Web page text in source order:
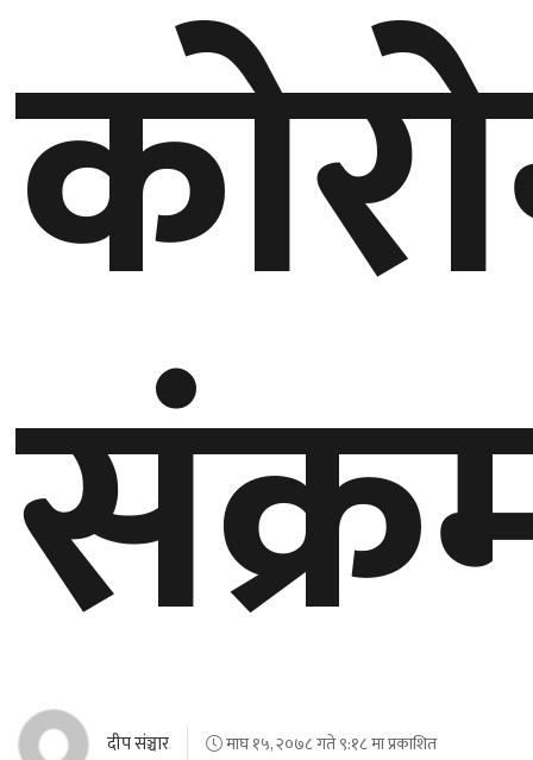
ग्लोबल
गल्फ
अमेरिका
क्यानाडा
अन्य
दीप संञ्चार माघ १५, २०७८ गते ९:१८ मा प्रकाशित